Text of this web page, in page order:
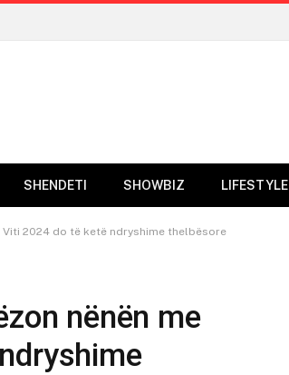
SHENDETI SHOWBIZ LIFESTYLE
2024 do të ketë ndryshime thelbësore
nënën me